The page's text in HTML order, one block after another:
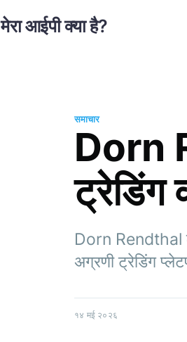
मेरा आईपी क्या है?
समाचार
Dorn
ट्रेडिंग
Dorn Rendthal
अग्रणी ट्रेडिंग
१४ मई २०२६